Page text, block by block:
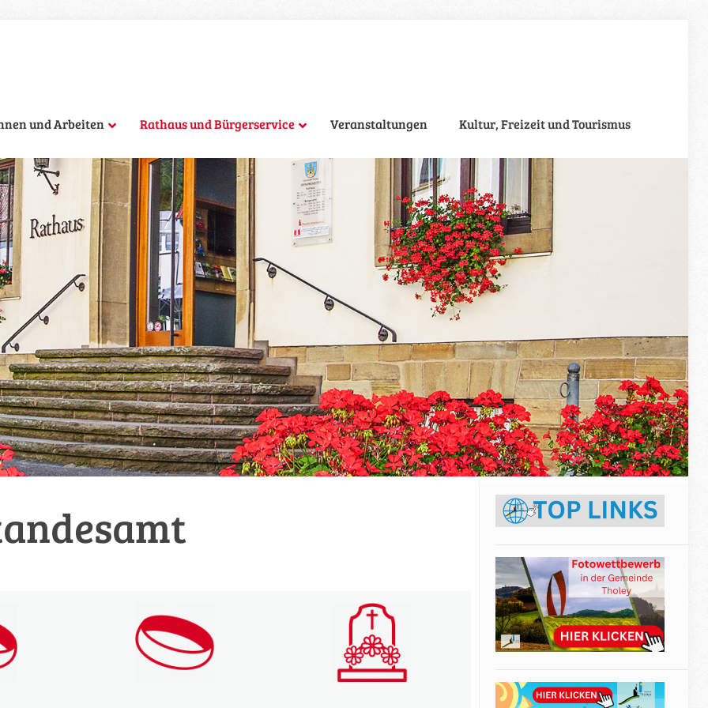
und Arbeiten Rathaus und Bürgerservice Veranstaltungen Kultur, Freizeit und Tourismus